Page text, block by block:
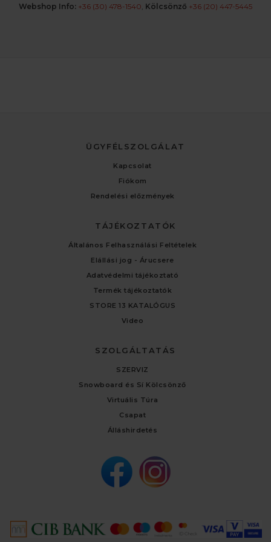
Webshop Info: +36 (30) 478-1540 Kölcsönző +36 (20) 447-5445
ÜGYFÉLSZOLGÁLAT
Kapcsolat
Fiókom
Rendelési előzmények
TÁJÉKOZTATÓK
Általános Felhasználási Feltételek
Elállási jog - Árucsere
Adatvédelmi tájékoztató
Termék tájékoztatók
STORE 13 KATALÓGUS
Video
SZOLGÁLTATÁS
SZERVIZ
Snowboard és Sí Kölcsönző
Virtuális Túra
Csapat
Álláshirdetés